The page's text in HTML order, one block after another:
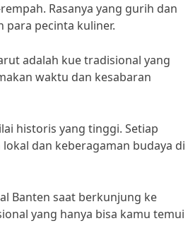
Rasanya yang gurih dan
para pecinta kuliner.
adalah kue tradisional yang
waktu dan kesabaran
historis yang tinggi. Setiap
dan keberagaman budaya di
Banten saat berkunjung ke
yang hanya bisa kamu temui